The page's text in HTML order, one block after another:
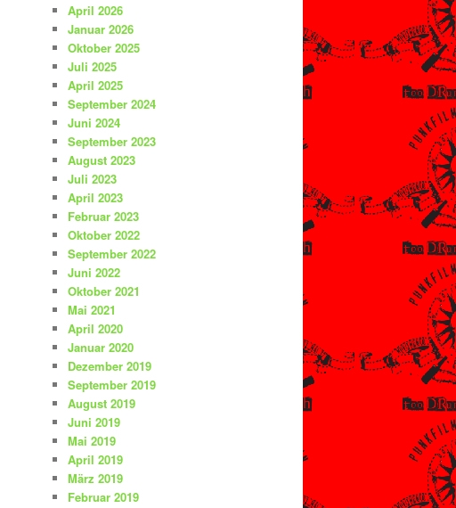
April 2026
Januar 2026
Oktober 2025
Juli 2025
April 2025
September 2024
Juni 2024
September 2023
August 2023
Juli 2023
April 2023
Februar 2023
Oktober 2022
September 2022
Juni 2022
Oktober 2021
Mai 2021
April 2020
Januar 2020
Dezember 2019
September 2019
August 2019
Juni 2019
Mai 2019
April 2019
März 2019
Februar 2019